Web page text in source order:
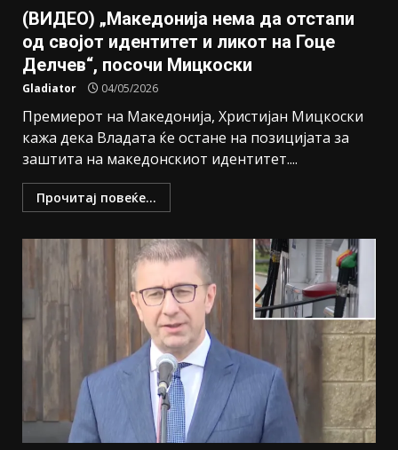
(ВИДЕО) „Македонија нема да отстапи
од својот идентитет и ликот на Гоце
Делчев“, посочи Мицкоски
Gladiator 04/05/2026
Премиерот на Македонија, Христијан Мицкоски
кажа дека Владата ќе остане на позицијата за
заштита на македонскиот идентитет....
Прочитај повеќе...